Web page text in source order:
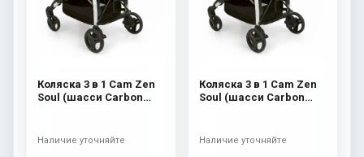
Коляска 3 в 1 Cam Zen
Soul (шасси Carbon
Наличие уточняйте
Коляска 3 в 1 Cam Zen
Soul (шасси Carbon
Наличие уточняйте